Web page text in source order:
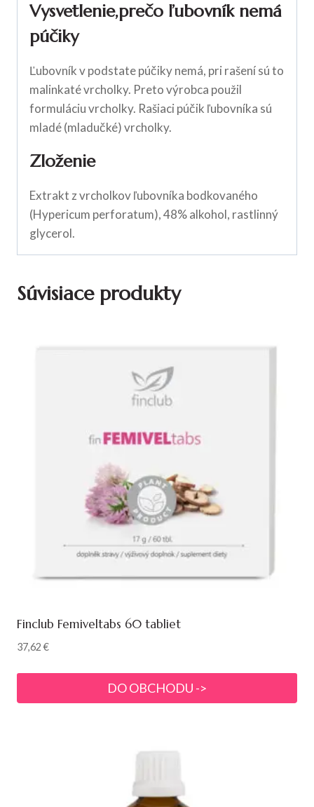
Vysvetlenie,prečo ľubovník nemá
púčiky
Ľubovník v podstate púčiky nemá, pri rašení sú to
malinkaté vrcholky. Preto výrobca použil
formuláciu vrcholky. Rašiaci púčik ľubovníka sú
mladé (mladučké) vrcholky.
Zloženie
Extrakt z vrcholkov ľubovníka bodkovaného
(Hypericum perforatum), 48% alkohol, rastlinný
glycerol.
Súvisiace produkty
Finclub Femiveltabs 60 tabliet
37,62€
DO OBCHODU ->